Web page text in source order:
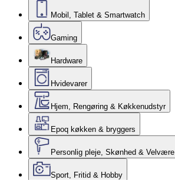
Mobil, Tablet & Smartwatch
Gaming
Hardware
Hvidevarer
Hjem, Rengøring & Køkkenudstyr
Epoq køkken & bryggers
Personlig pleje, Skønhed & Velvære
Sport, Fritid & Hobby